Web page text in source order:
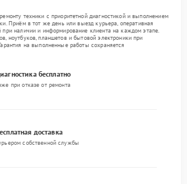
техники с приоритетной диагностикой и выполнением
Приём в тот же день или выезд курьера, оперативная
при наличии и информирование клиента на каждом этапе.
ноутбуков, планшетов и бытовой электроники при
на выполненные работы сохраняется
бесплатно
при отказе от ремонта
доставка
собственной службы